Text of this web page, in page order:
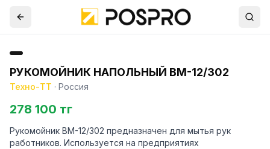
РУКОМОЙНИК НАПОЛЬНЫЙ ВМ-12/302
Техно-ТТ · Россия
278 100 тг
Рукомойник ВМ-12/302 предназначен для мытья рук
работников. Используется на предприятиях